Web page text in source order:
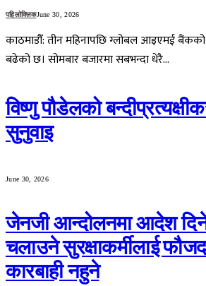
पहिलोक्लिकJune 30, 2026
काठमाडौँ: तीन महिनापछि ग्लोबल आइएमई
बढेको छ। सोमबार बजारमा सबभन्दा धेरै…
विष्णु पौडेलको
सुनुवाइ
June 30, 2026
जेनजी आन्दोलनमा आदेश दिने
चलाउने सुरक्षाकर्मीलाई
कारबाही नहुने